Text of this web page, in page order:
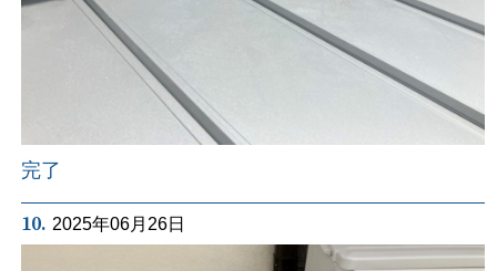
完了
10. 2025年06月26日